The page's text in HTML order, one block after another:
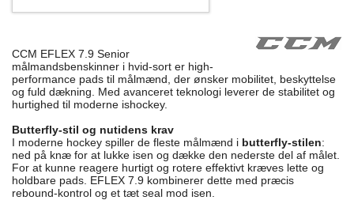
CCM EFLEX 7.9 Senior
målmandsbenskinner i hvid-sort er high-
performance pads til målmænd, der ønsker mobilitet, beskyttelse
og fuld dækning. Med avanceret teknologi leverer de stabilitet og
hurtighed til moderne ishockey.
Butterfly-stil og nutidens krav
I moderne hockey spiller de fleste målmænd i butterfly-stilen:
ned på knæ for at lukke isen og dække den nederste del af målet.
For at kunne reagere hurtigt og rotere effektivt kræves lette og
holdbare pads. EFLEX 7.9 kombinerer dette med præcis
rebound-kontrol og et tæt seal mod isen.